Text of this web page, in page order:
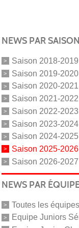
NEWS PAR SAISON
Saison 2018-2019
Saison 2019-2020
Saison 2020-2021
Saison 2021-2022
Saison 2022-2023
Saison 2023-2024
Saison 2024-2025
Saison 2025-2026
Saison 2026-2027
NEWS PAR
Toutes les équipes
Equipe Juniors